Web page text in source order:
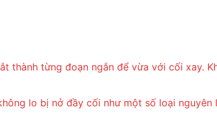
thành từng đoạn ngắn để vừa với cối xay.
lo bị nở đầy cối như một số loại nguyên